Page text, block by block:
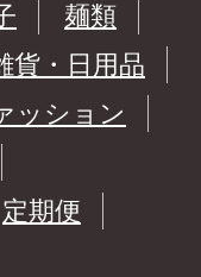
麺類
貨・日用品
ッション
定期便